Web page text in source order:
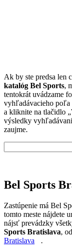
Ak by ste predsa len
katalóg Bel Sports,
tentokrát uvádzame
vyhľadávacieho poľa
a kliknite na tlačidlo „
výsledky
zaujme.
Bel Sports
Zastúpenie má Bel
tomto meste nájdete
nájsť prevádzky
Sports Bratislava,
Bratislava
.